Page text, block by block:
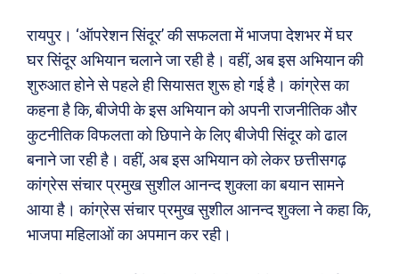
रायपुर। ‘ऑपरेशन सिंदूर’ की सफलता में भाजपा देशभर में घर
घर सिंदूर अभियान चलाने जा रही है। वहीं, अब इस अभियान की
शुरुआत होने से पहले ही सियासत शुरू हो गई है। कांग्रेस का
कहना है कि, बीजेपी के इस अभियान को अपनी राजनीतिक और
कुटनीतिक विफलता को छिपाने के लिए बीजेपी सिंदूर को ढाल
बनाने जा रही है। वहीं, अब इस अभियान को लेकर छत्तीसगढ़
कांग्रेस संचार प्रमुख सुशील आनन्द शुक्ला का बयान सामने
आया है। कांग्रेस संचार प्रमुख सुशील आनन्द शुक्ला ने कहा कि,
भाजपा महिलाओं का अपमान कर रही।